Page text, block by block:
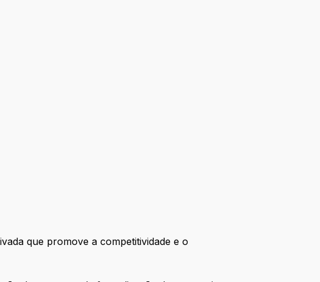
que promove a competitividade e o